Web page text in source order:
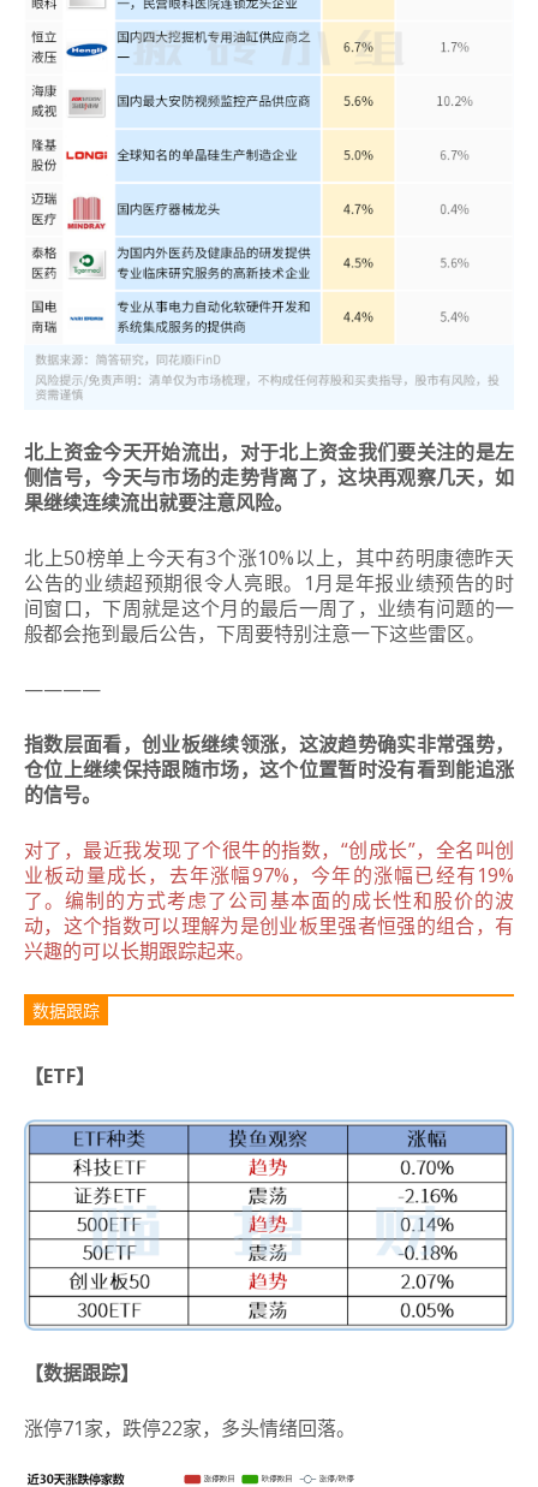
北上资金今天开始流出，对于北上资金我们要关注的是左
侧信号，今天与市场的走势背离了，这块再观察几天，如
果继续连续流出就要注意风险。
北上50榜单上今天有3个涨10%以上，其中药明康德昨天
公告的业绩超预期很令人亮眼。1月是年报业绩预告的时
间窗口，下周就是这个月的最后一周了，业绩有问题的一
般都会拖到最后公告，下周要特别注意一下这些雷区。
————
指数层面看，创业板继续领涨，这波趋势确实非常强势，
仓位上继续保持跟随市场，这个位置暂时没有看到能追涨
的信号。
对了，最近我发现了个很牛的指数，“创成长”，全名叫创
业板动量成长，去年涨幅97%，今年的涨幅已经有19%
了。编制的方式考虑了公司基本面的成长性和股价的波
动，这个指数可以理解为是创业板里强者恒强的组合，有
兴趣的可以长期跟踪起来。
数据跟踪
【ETF】
【数据跟踪】
涨停71家，跌停22家，多头情绪回落。